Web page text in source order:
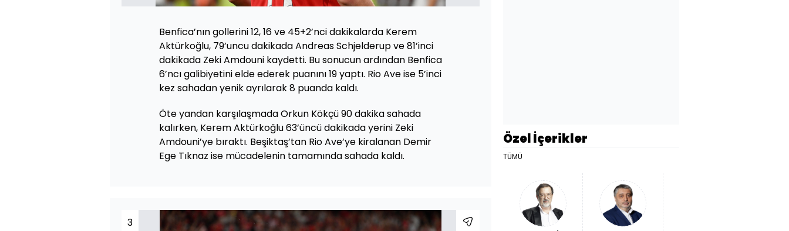
Benfica’nın gollerini 12, 16 ve 45+2’nci dakikalarda Kerem
Aktürkoğlu, 79’uncu dakikada Andreas Schjelderup ve 81’inci
dakikada Zeki Amdouni kaydetti. Bu sonucun ardından Benfica
6’ncı galibiyetini elde ederek puanını 19 yaptı. Rio Ave ise 5’inci
kez sahadan yenik ayrılarak 8 puanda kaldı.
Öte yandan karşılaşmada Orkun Kökçü 90 dakika sahada
kalırken, Kerem Aktürkoğlu 63’üncü dakikada yerini Zeki
Amdouni’ye bıraktı. Beşiktaş’tan Rio Ave’ye kiralanan Demir
Ege Tıknaz ise mücadelenin tamamında sahada kaldı.
3
Özel İçerikler
TÜMÜ